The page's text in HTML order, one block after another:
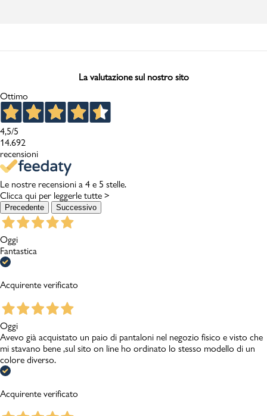
La valutazione sul nostro sito
Ottimo
4,5/5
14.692
recensioni
Le nostre recensioni a 4 e 5 stelle.
Clicca qui per leggerle tutte >
Precedente Successivo
Oggi
Fantastica
Acquirente verificato
Oggi
Avevo già acquistato un paio di pantaloni nel negozio fisico e visto che
mi stavano bene ,sul sito on line ho ordinato lo stesso modello di un
colore diverso.
Acquirente verificato